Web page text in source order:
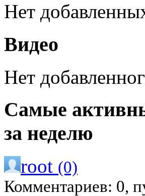
Нет
Видео
Нет
Самые
за неделю
root (0)
Комментариев: 0,